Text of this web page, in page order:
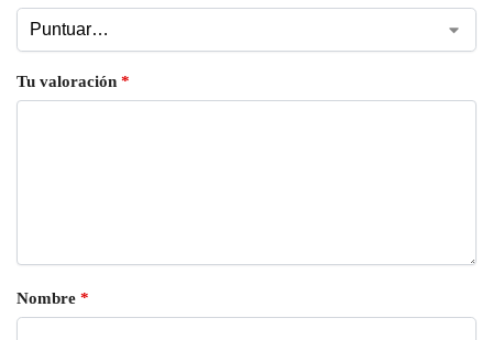
Tu valoración *
Nombre *